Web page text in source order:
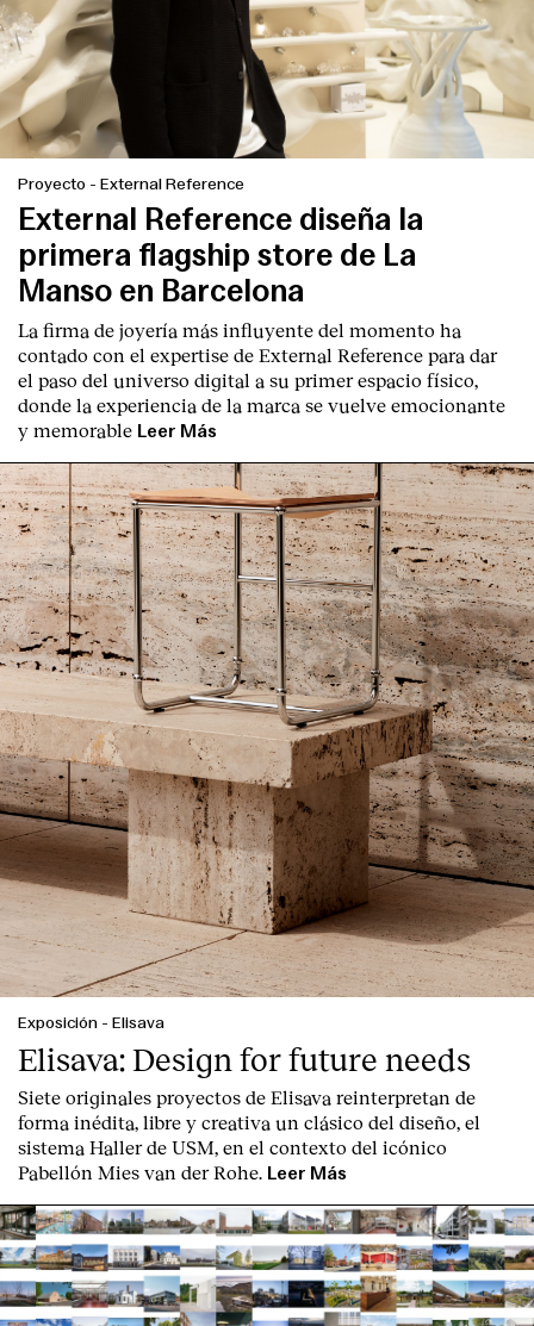
Contacto
Proyecto - External Reference
External Reference diseña la
primera flagship store de La
Manso en Barcelona
La firma de joyería más influyente del momento ha
contado con el expertise de External Reference para dar
el paso del universo digital a su primer espacio físico,
donde la experiencia de la marca se vuelve emocionante
y memorable Leer Más
Exposición - Elisava
Elisava: Design for future needs
Siete originales proyectos de Elisava reinterpretan de
forma inédita, libre y creativa un clásico del diseño, el
sistema Haller de USM, en el contexto del icónico
Pabellón Mies van der Rohe. Leer Más